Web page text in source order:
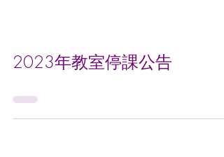
2023年教室停課公告